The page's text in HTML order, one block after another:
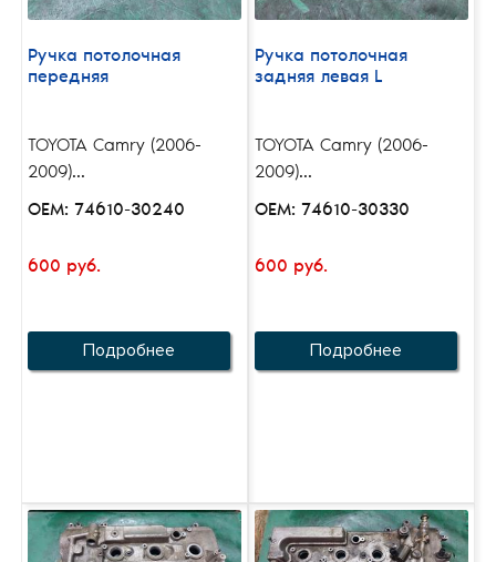
Ручка потолочная
передняя
TOYOTA Camry (2006-
2009)...
OEM: 74610-30240
600 руб.
Подробнее
Ручка потолочная
задняя левая L
TOYOTA Camry (2006-
2009)...
OEM: 74610-30330
600 руб.
Подробнее